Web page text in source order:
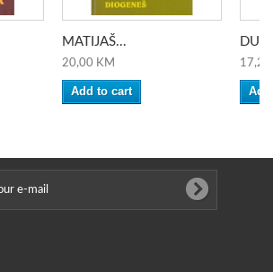
MATIJAŠ...
20,00 KM
Add to cart